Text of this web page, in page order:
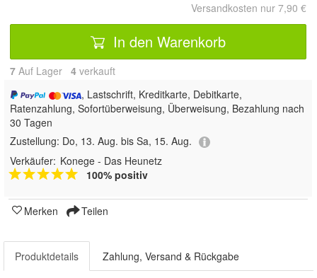
Versandkosten nur 7,90 €
In den Warenkorb
7 Auf Lager 4 verkauft
, Lastschrift, Kreditkarte, Debitkarte,
Ratenzahlung, Sofortüberweisung, Überweisung, Bezahlung nach
30 Tagen
Zustellung: Do, 13. Aug. bis Sa, 15. Aug.
Verkäufer: Konege - Das Heunetz
100% positiv
Merken Teilen
Produktdetails Zahlung, Versand & Rückgabe